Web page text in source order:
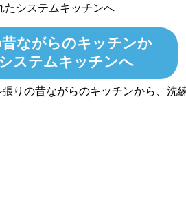
たシステムキッチンへ
ながらのキッチンか
ステムキッチンへ